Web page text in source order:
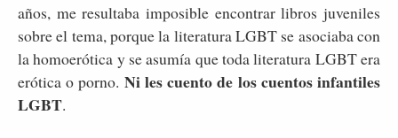
años, me resultaba imposible encontrar libros juveniles
sobre el tema, porque la literatura LGBT se asociaba con
la homoerótica y se asumía que toda literatura LGBT era
erótica o porno. Ni les cuento de los cuentos infantiles
LGBT.